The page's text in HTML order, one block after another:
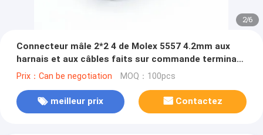
2/6
Connecteur mâle 2*2 4 de Molex 5557 4.2mm aux
harnais et aux câbles faits sur commande terminaux
de fil de 4.8mm
Prix：Can be negotiation MOQ：100pcs
meilleur prix Contactez